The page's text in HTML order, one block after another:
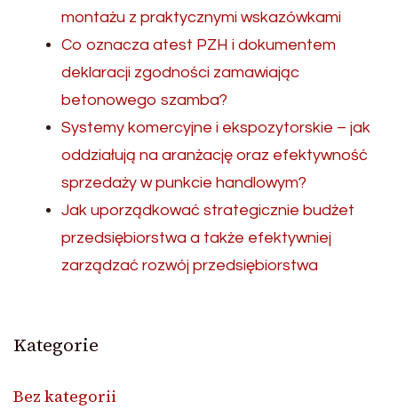
montażu z praktycznymi wskazówkami
Co oznacza atest PZH i dokumentem
deklaracji zgodności zamawiając
betonowego szamba?
Systemy komercyjne i ekspozytorskie – jak
oddziałują na aranżację oraz efektywność
sprzedaży w punkcie handlowym?
Jak uporządkować strategicznie budżet
przedsiębiorstwa a także efektywniej
zarządzać rozwój przedsiębiorstwa
Kategorie
Bez kategorii